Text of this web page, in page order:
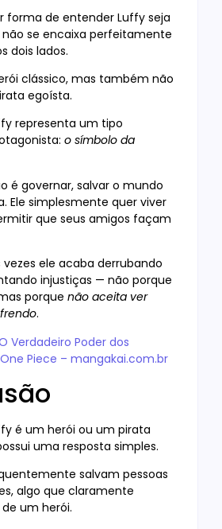
forma de entender Luffy seja
se encaixa perfeitamente
dois lados.
clássico, mas também não
egoísta.
representa um tipo
o símbolo da
é governar, salvar o mundo
Ele simplesmente quer viver
que seus amigos façam
vezes ele acaba derrubando
injustiças — não porque
porque não aceita ver
.
Verdadeiro Poder dos
Piece – mangakai.com.br
é um herói ou um pirata
uma resposta simples.
salvam pessoas
algo que claramente
um herói.